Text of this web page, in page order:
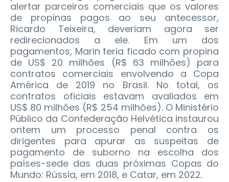
alertar parceiros comerciais que os valores
de propinas pagos ao seu antecessor,
Ricardo Teixeira, deveriam agora ser
redirecionados a ele. Em um dos
pagamentos, Marin teria ficado com propina
de US$ 20 milhões (R$ 63 milhões) para
contratos comerciais envolvendo a Copa
América de 2019 no Brasil. No total, os
contratos oficiais estavam avaliados em
US$ 80 milhões (R$ 254 milhões). O Ministério
Público da Confederação Helvética instaurou
ontem um processo penal contra os
dirigentes para apurar as suspeitas de
pagamento de suborno na escolha dos
países-sede das duas próximas Copas do
Mundo: Rússia, em 2018, e Catar, em 2022.